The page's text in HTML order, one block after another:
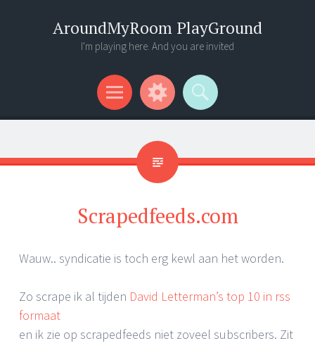
AroundMyRoom PlayGround
I'm playing here. And you are invited
Menu
Widgets
Search
Scrapedfeeds.com
Wauw.. syndicatie is toch erg kewl aan het worden.
Zo scrape ik al tijden David Letterman’s top 10 in rss
formaat
en ik zie op scrapedfeeds niet zoveel subscribers. Zit